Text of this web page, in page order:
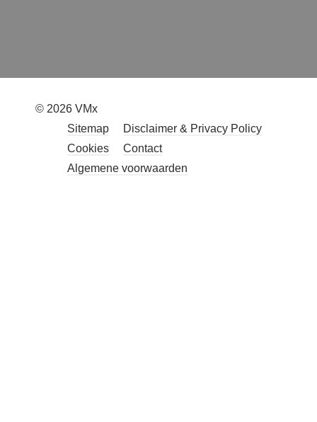
© 2026 VMx
Sitemap
Disclaimer & Privacy Policy
Cookies
Contact
Algemene voorwaarden